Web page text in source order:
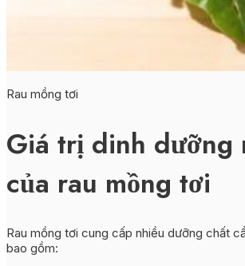
Rau mồng tơi
Giá trị dinh dưỡng
của rau mồng tơi
Rau mồng tơi cung cấp nhiều dưỡng chất
bao gồm: